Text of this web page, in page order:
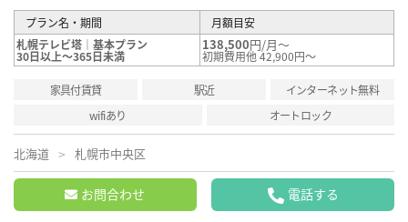
プラン名・期間
月額目安
札幌テレビ塔｜基本プラン
30日以上～365日未満
138,500円/月～
初期費用他 42,900円～
家具付賃貸 駅近
インターネット無料
wifiあり
オートロック
北海道 札幌市中央区
お問合わせ 電話する